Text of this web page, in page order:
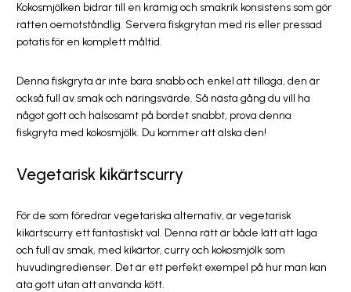
Kokosmjölken bidrar till en krämig och smakrik konsistens som gör
rätten oemotståndlig. Servera fiskgrytan med ris eller pressad
potatis för en komplett måltid.
Denna fiskgryta är inte bara snabb och enkel att tillaga, den är
också full av smak och näringsvärde. Så nästa gång du vill ha
något gott och hälsosamt på bordet snabbt, prova denna
fiskgryta med kokosmjölk. Du kommer att älska den!
Vegetarisk kikärtscurry
För de som föredrar vegetariska alternativ, är vegetarisk
kikärtscurry ett fantastiskt val. Denna rätt är både lätt att laga
och full av smak, med kikärtor, curry och kokosmjölk som
huvudingredienser. Det är ett perfekt exempel på hur man kan
äta gott utan att använda kött.